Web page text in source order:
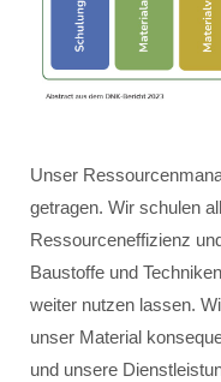
Unser
getragen. Wir schulen
Ressourceneffizienz
Baustoffe und
weiter nutzen lassen.
unser Material
und unsere